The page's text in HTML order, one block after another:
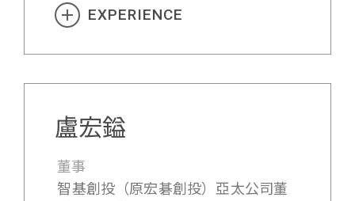
EXPERIENCE
盧宏鎰
董事
智基創投（原宏碁創投）亞太公司董